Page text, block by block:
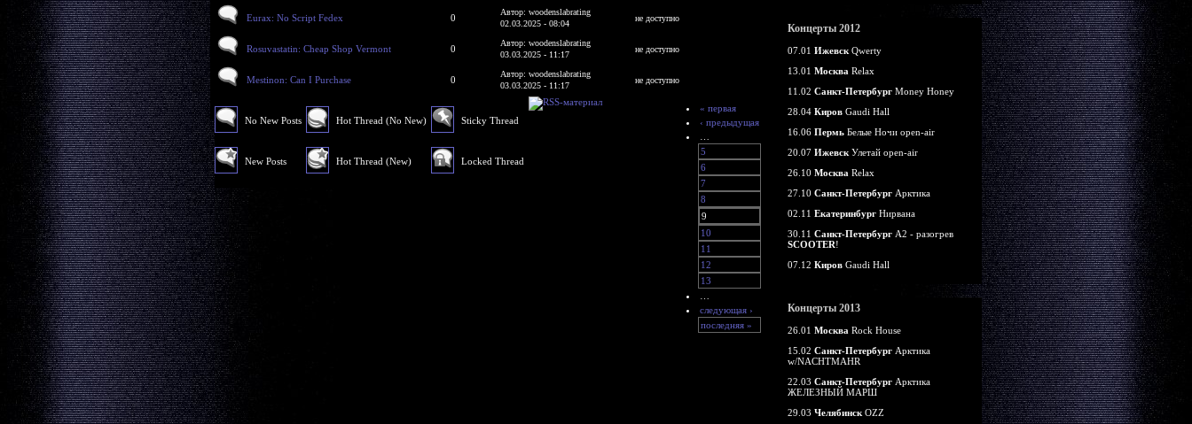
Eurax: No Script Fedex 0
Автор: woodenslabrating
02.03.2025 - 08:04
не доступно
Rosuvastatin: Cheap Shop Vermont 0
Автор: woodenslabrating
03.03.2025 - 11:17
не доступно
Mestinon: Can I Purchase 0
Автор: woodenslabrating
03.03.2025 - 11:17
не доступно
No New Posts
New Posts
Hot Thread (No New)
Hot Thread (New)
Sticky Thread
Locked Thread
« первая
‹ предыдущая
5
6
7
8
9
10
11
12
13
следующая ›
последняя »
Концерты 2012
07.01 Ижевск Qwerty
13.01 Москва Relax
11.02 Санкт-Петербург Money Honey
28.04 Киров Gaudi Hall
16.06 Пермь Белые Ночи open-air
20.07 Ижевск Улетай open-air
26.10 Москва Relax
27.10 Санкт-Петербург Арктика
02.11 Екатеринбург Нирвана
30.11 Санкт-Петербург А2 - разогрев
SCOOTER!
07.12 Киров Gaudi Hall
Концерты 2013
26.01 Москва Rock House
15.02 Санкт-Петербург Арктика
w/NACHTMAHR
22.03 Санкт-Петербург Арктика
ЖЕЛЕЗНЫЙ МАРШ
29.03 Челябинск OZZ